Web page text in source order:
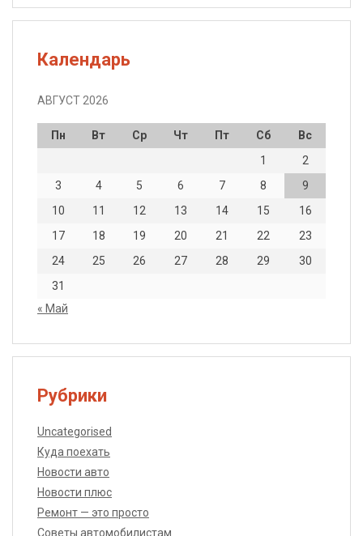
Календарь
АВГУСТ 2026
Пн Вт Ср Чт Пт Сб
Вс
1
2
3
4 5 6 7 8
9
10
11 12 13 14 15
16
17
18 19 20 21 22
23
24
25 26 27 28 29
30
31
« Май
Рубрики
Uncategorised
Куда поехать
Новости авто
Новости плюс
Ремонт — это просто
Советы автомобилистам